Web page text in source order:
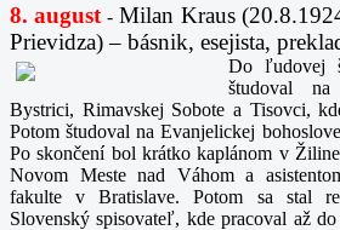
8. august -Milan Kraus
Prievidza) – básnik, esejista,
Do ľudovej
študoval
Bystrici, Rimavskej Sobote a Tisovci,
Potom študoval na Evanjelickej
Po skončení bol krátko kaplánom v
Novom Meste nad Váhom a
fakulte v Bratislave. Potom sa stal
Slovenský spisovateľ, kde pracoval až